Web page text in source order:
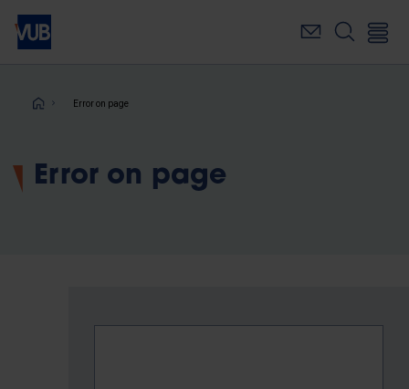
Skip
main
Breadcrumb
Error on page
Error on page